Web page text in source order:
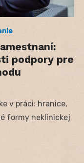
podpory pre
v práci: hranice,
formy neklinickej